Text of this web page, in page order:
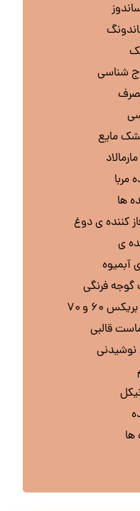
شناسی
مایع
مربا
ها
کننده ی دوغ
ی
آبمیوه
فرنگی
۶۰ و ۷۰
قالبی
ها